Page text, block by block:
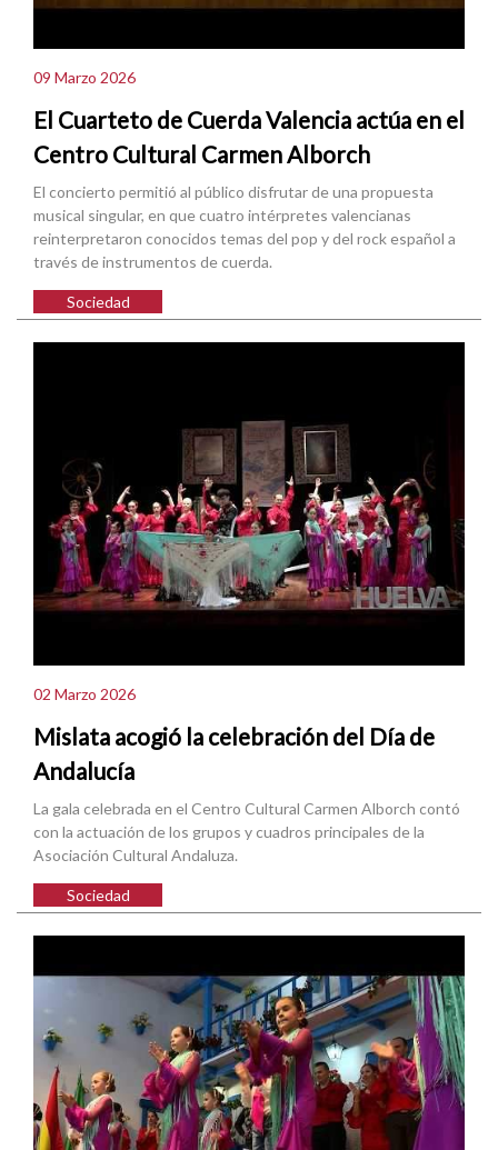
09 Marzo 2026
El Cuarteto de Cuerda Valencia actúa en el
Centro Cultural Carmen Alborch
El concierto permitió al público disfrutar de una propuesta
musical singular, en que cuatro intérpretes valencianas
reinterpretaron conocidos temas del pop y del rock español a
través de instrumentos de cuerda.
Sociedad
02 Marzo 2026
Mislata acogió la celebración del Día de
Andalucía
La gala celebrada en el Centro Cultural Carmen Alborch contó
con la actuación de los grupos y cuadros principales de la
Asociación Cultural Andaluza.
Sociedad